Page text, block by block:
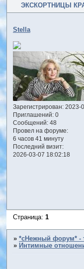
ЭКСКОРТНИЦЫ
Stella
Зарегистрирован: 2023-
Приглашений:0
Сообщений:48
Провел на форуме:
6 часов 41 минуту
Последний визит:
2026-03-07 18:02:18
Страница:1
»*сНежный форум* -
» Интимные